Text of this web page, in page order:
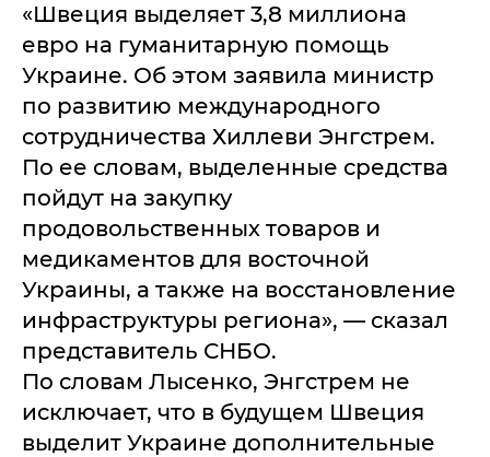
«Швеция выделяет 3,8 миллиона
евро на гуманитарную помощь
Украине. Об этом заявила министр
по развитию международного
сотрудничества Хиллеви Энгстрем.
По ее словам, выделенные средства
пойдут на закупку
продовольственных товаров и
медикаментов для восточной
Украины, а также на восстановление
инфраструктуры региона», — сказал
представитель СНБО.
По словам Лысенко, Энгстрем не
исключает, что в будущем Швеция
выделит Украине дополнительные